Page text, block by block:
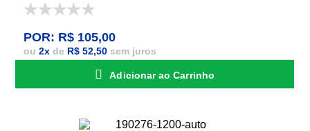
POR: R$ 105,00
ou2x de R$ 52,50 sem juros
Adicionar ao Carrinho